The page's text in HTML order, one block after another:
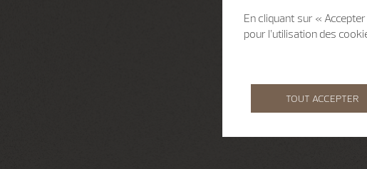
En cliquant sur «
pour l’utilisation des
TOUT ACCEPTER